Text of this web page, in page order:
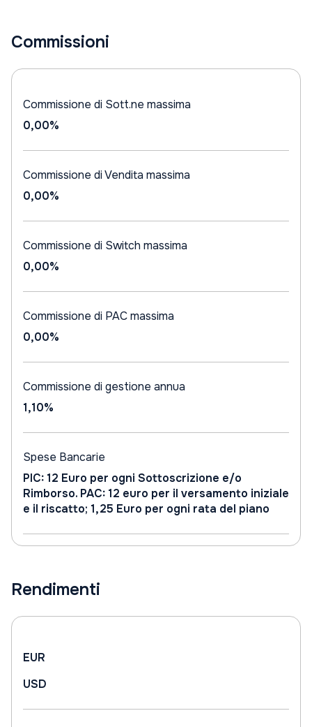
Commissioni
Commissione di Sott.ne massima
0,00%
Commissione di Vendita massima
0,00%
Commissione di Switch massima
0,00%
Commissione di PAC massima
0,00%
Commissione di gestione annua
1,10%
Spese Bancarie
PIC: 12 Euro per ogni Sottoscrizione e/o
Rimborso. PAC: 12 euro per il versamento iniziale
e il riscatto; 1,25 Euro per ogni rata del piano
Rendimenti
EUR
USD